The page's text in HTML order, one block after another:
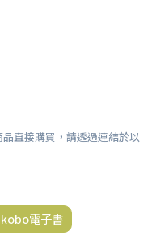
直接購買，請透過連結於以
kobo電子書